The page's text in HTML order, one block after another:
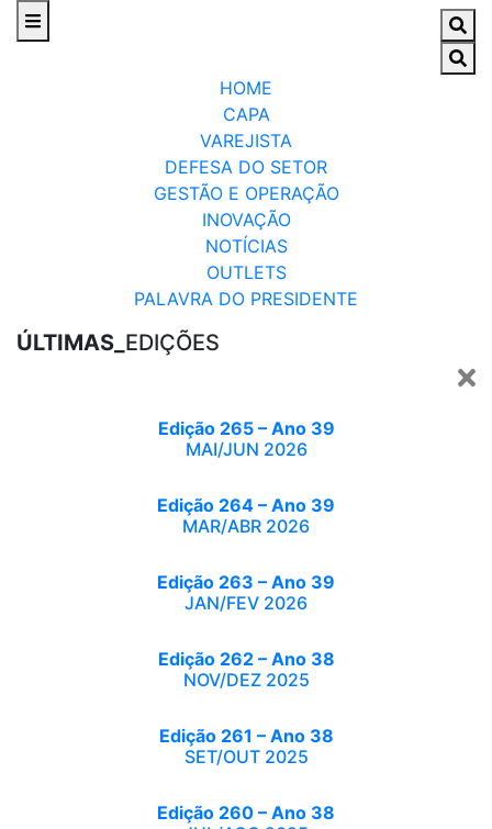
HOME
CAPA
VAREJISTA
DEFESA DO SETOR
GESTÃO E OPERAÇÃO
INOVAÇÃO
NOTÍCIAS
OUTLETS
PALAVRA DO PRESIDENTE
ÚLTIMAS_ EDIÇÕES
Edição 265 – Ano 39
MAI/JUN 2026
Edição 264 – Ano 39
MAR/ABR 2026
Edição 263 – Ano 39
JAN/FEV 2026
Edição 262 – Ano 38
NOV/DEZ 2025
Edição 261 – Ano 38
SET/OUT 2025
Edição 260 – Ano 38